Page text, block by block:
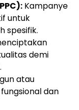
Kampanye
untuk
spesifik.
demi
atau
dan